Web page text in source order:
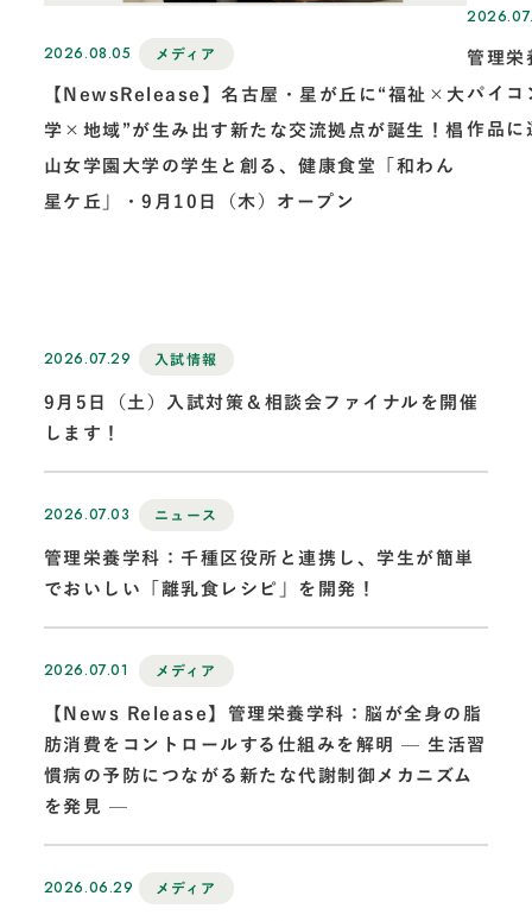
2026.08.05 メディア
【NewsRelease】名古屋・星が丘に“福祉×大
学×地域”が生み出す新たな交流拠点が誕生！椙
山女学園大学の学生と創る、健康食堂「和わん
星ケ丘」・9月10日（木）オープン
管理栄
パイコ
作品に
2026.07.29 入試情報
9月5日（土）入試対策＆相談会ファイナルを開催
します！
2026.07.03 ニュース
管理栄養学科：千種区役所と連携し、学生が簡単
でおいしい「離乳食レシピ」を開発！
2026.07.01 メディア
【News Release】管理栄養学科：脳が全身の脂
肪消費をコントロールする仕組みを解明 — 生活習
慣病の予防につながる新たな代謝制御メカニズム
を発見 —
2026.06.29 メディア